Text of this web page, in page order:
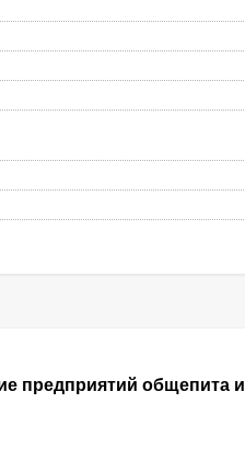
предприятий общепита и